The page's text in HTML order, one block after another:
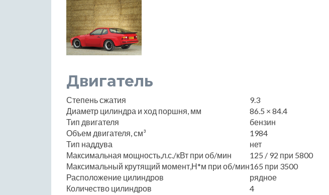
Двигатель
Степень сжатия
9.3
Диаметр цилиндра и ход поршня, мм
86.5 × 84.4
Тип двигателя
бензин
Объем двигателя, см³
1984
Тип наддува
нет
Максимальная мощность,л.с./кВт при об/мин
125 / 92 при 5800
Максимальный крутящий момент,Н*м при об/мин165 при 3500
Расположение цилиндров
рядное
Количество цилиндров
4